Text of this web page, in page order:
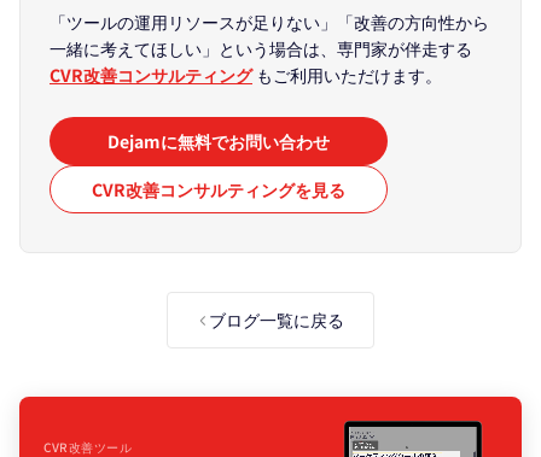
「ツールの運用リソースが足りない」「改善の方向性から
一緒に考えてほしい」という場合は、専門家が伴走する
CVR改善コンサルティングもご利用いただけます。
Dejamに無料でお問い合わせ
CVR改善コンサルティングを見る
ブログ一覧に戻る
CVR改善ツール